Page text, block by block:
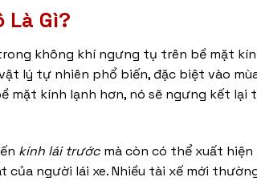
Là Gì?
không khí ngưng tụ trên bề mặt
lý tự nhiên phổ biến, đặc biệt vào
mặt kính lạnh hơn, nó sẽ ngưng kết
kính lái trước mà còn có thể xuất hiện
của người lái xe. Nhiều tài xế mới